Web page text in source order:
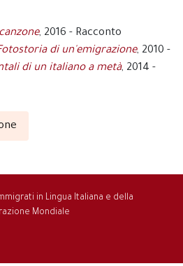
, 2016 - Racconto
di un'emigrazione, 2010 -
di un italiano a metà, 2014 -
in Lingua Italiana e della
Mondiale